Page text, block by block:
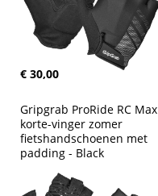
€ 30,00
Gripgrab ProRide RC Max
korte-vinger zomer
fietshandschoenen met
padding - Black